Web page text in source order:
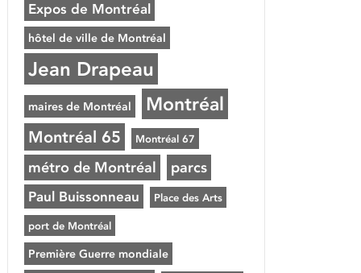
Expos de Montréal
hôtel de ville de Montréal
Jean Drapeau
maires de Montréal Montréal
Montréal 65 Montréal 67
métro de Montréal parcs
Paul Buissonneau Place des Arts
port de Montréal
Première Guerre mondiale